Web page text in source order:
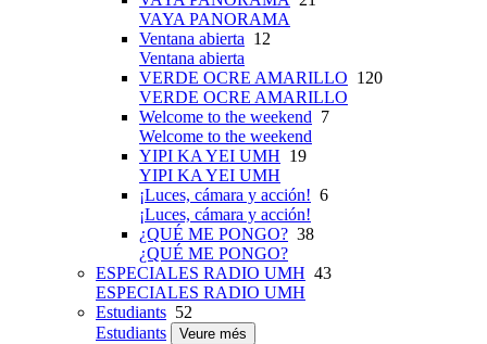
VAYA PANORAMA
Ventana abierta 12
Ventana abierta
VERDE OCRE AMARILLO 120
VERDE OCRE AMARILLO
Welcome to the weekend 7
Welcome to the weekend
YIPI KA YEI UMH 19
YIPI KA YEI UMH
¡Luces, cámara y acción! 6
¡Luces, cámara y acción!
¿QUÉ ME PONGO? 38
¿QUÉ ME PONGO?
ESPECIALES RADIO UMH 43
ESPECIALES RADIO UMH
Estudiants 52
Estudiants
Veure més